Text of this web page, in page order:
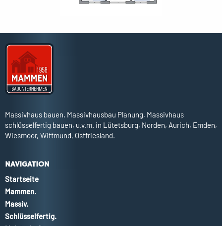
Massivhaus bauen, Massivhausbau Planung, Massivhaus
schlüsselfertig bauen, u.v.m. in Lütetsburg, Norden, Aurich, Emden,
Wiesmoor, Wittmund, Ostfriesland.
NAVIGATION
Startseite
Mammen.
Massiv.
Schlüsselfertig.